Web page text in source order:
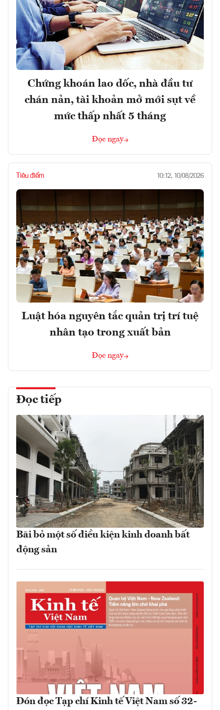
Chứng khoán lao dốc, nhà đầu tư
chán nản, tài khoản mở mới sụt về
mức thấp nhất 5 tháng
Đọc ngay
Tiêu điểm 10:12, 10/08/2026
Luật hóa nguyên tắc quản trị trí tuệ
nhân tạo trong xuất bản
Đọc ngay
Đọc tiếp
Bãi bỏ một số điều kiện kinh doanh bất
động sản
Đón đọc Tạp chí Kinh tế Việt Nam số 32-